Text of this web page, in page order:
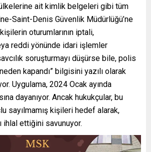
ait kimlik belgeleri gibi tüm
Saint-Denis Güvenlik Müdürlüğü’ne
oturumlarının iptali,
reddi yönünde idari işlemler
soruşturmayı düşürse bile, polis
kapandı” bilgisini yazılı olarak
Uygulama, 2024 Ocak ayında
dayanıyor. Ancak hukukçular, bu
sayılmamış kişileri hedef alarak,
ihlal ettiğini savunuyor.